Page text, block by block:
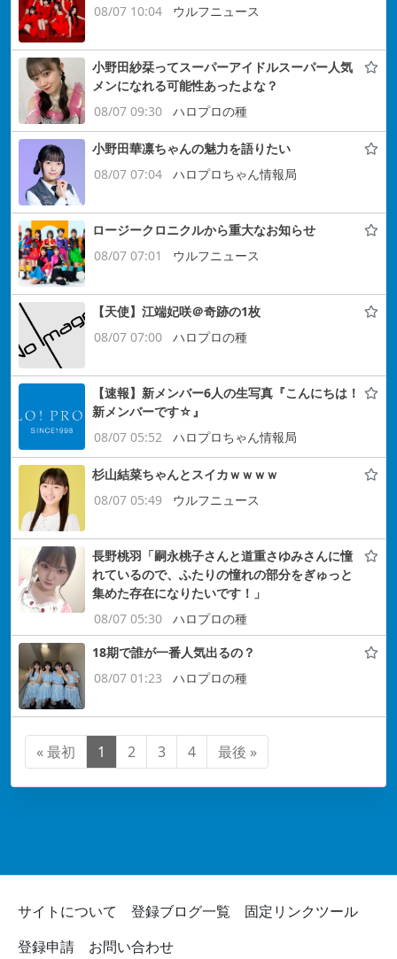
08/07 10:04
ウルフニュース
小野田紗栞ってスーパーアイドルスーパー人気
メンになれる可能性あったよな？
08/07 09:30
ハロプロの種
小野田華凛ちゃんの魅力を語りたい
08/07 07:04
ハロプロちゃん情報局
ロージークロニクルから重大なお知らせ
08/07 07:01
ウルフニュース
【天使】江端妃咲＠奇跡の1枚
08/07 07:00
ハロプロの種
【速報】新メンバー6人の生写真『こんにちは！
新メンバーです☆』
08/07 05:52
ハロプロちゃん情報局
杉山結菜ちゃんとスイカｗｗｗｗ
08/07 05:49
ウルフニュース
長野桃羽「嗣永桃子さんと道重さゆみさんに憧
れているので、ふたりの憧れの部分をぎゅっと
集めた存在になりたいです！」
08/07 05:30
ハロプロの種
18期で誰が一番人気出るの？
08/07 01:23
ハロプロの種
« 最初 1 2 3 4 最後 »
サイトについて 登録ブログ一覧
固定リンクツール
登録申請
お問い合わせ